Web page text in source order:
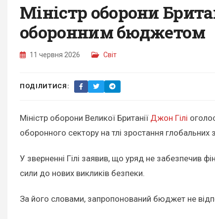
Міністр оборони
оборонним бюджетом
11 червня 2026 Світ
ПОДІЛИТИСЯ:
Міністр оборони Великої Британії Джон Гілі
оборонного сектору на тлі зростання
У зверненні Гілі заявив, що уряд не забезпечив
сили до нових викликів безпеки.
За його словами, запропонований бюджет не